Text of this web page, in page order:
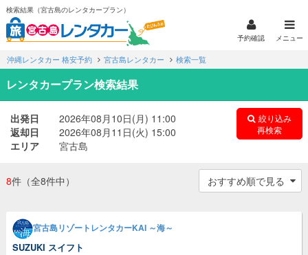
検索結果（宮古島のレンタカープラン）
予約確認 メニュー
沖縄レンタカー 格安予約 宮古島レンタカー 検索一覧
レンタカープラン検索結果
出発日
2026年08月10日(月) 11:00
返却日
2026年08月11日(火) 15:00
エリア
宮古島
絞り込み
再検索
8件（全8件中）
宮古島リゾートレンタカーKAI ～海～
SUZUKI スイフト